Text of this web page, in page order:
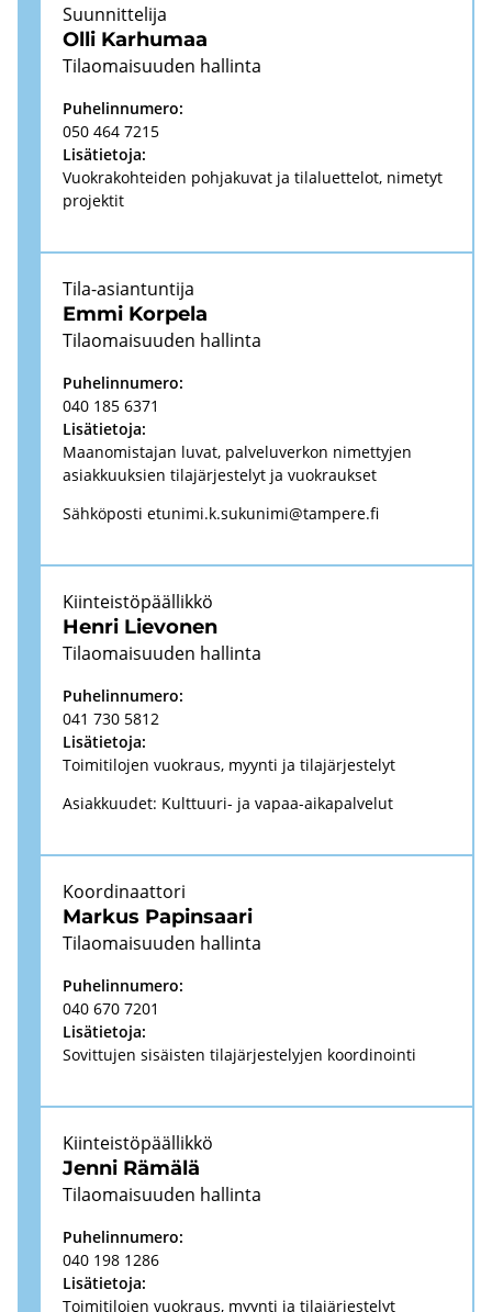
Olli Kar­hu­maa
Suun­nit­te­li­ja
Ti­lao­mai­suu­den hal­lin­ta
Pu­he­lin­nu­me­ro:
050 464 7215
Li­sä­tie­to­ja:
Vuo­kra­koh­tei­den poh­ja­ku­vat ja ti­la­luet­te­lot, ni­me­tyt
pro­jek­tit
Emmi Kor­pe­la
Tila-​asiantuntija
Ti­lao­mai­suu­den hal­lin­ta
Pu­he­lin­nu­me­ro:
040 185 6371
Li­sä­tie­to­ja:
Maa­no­mis­ta­jan luvat, pal­ve­lu­ver­kon ni­met­ty­jen
asiak­kuuk­sien ti­la­jär­jes­te­lyt ja vuo­krauk­set
Säh­kö­pos­ti etu­ni­mi.k.su­ku­ni­mi@tam­pe­re.fi
Henri Lie­vo­nen
Kiin­teis­tö­pääl­lik­kö
Ti­lao­mai­suu­den hal­lin­ta
Pu­he­lin­nu­me­ro:
041 730 5812
Li­sä­tie­to­ja:
Toi­mi­ti­lo­jen vuo­kraus, myyn­ti ja ti­la­jär­jes­te­lyt
Asiak­kuu­det: Kulttuuri-​ ja vapaa-​aikapalvelut
Mar­kus Pa­pin­saa­ri
Koor­di­naat­to­ri
Ti­lao­mai­suu­den hal­lin­ta
Pu­he­lin­nu­me­ro:
040 670 7201
Li­sä­tie­to­ja:
So­vit­tu­jen si­säis­ten ti­la­jär­jes­te­ly­jen koor­di­noin­ti
Jenni Rä­mä­lä
Kiin­teis­tö­pääl­lik­kö
Ti­lao­mai­suu­den hal­lin­ta
Pu­he­lin­nu­me­ro:
040 198 1286
Li­sä­tie­to­ja:
Toi­mi­ti­lo­jen vuo­kraus, myyn­ti ja ti­la­jär­jes­te­lyt